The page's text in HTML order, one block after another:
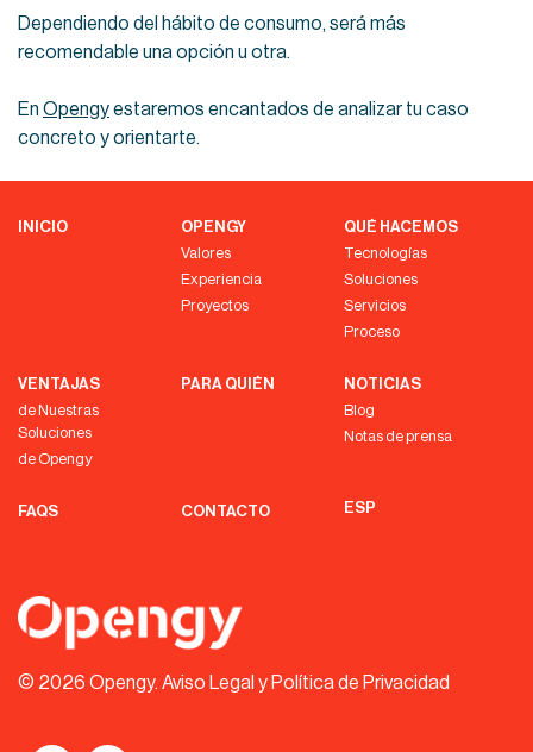
Dependiendo del hábito de consumo, será más
recomendable una opción u otra.
En Opengyestaremos encantados de analizar tu caso
concreto y orientarte.
INICIO
OPENGY
Valores
Experiencia
Proyectos
QUÉ HACEMOS
Tecnologías
Soluciones
Servicios
Proceso
VENTAJAS
de Nuestras
Soluciones
de Opengy
PARA QUIÉN
NOTICIAS
Blog
Notas de prensa
FAQS CONTACTO ESP
© 2026 Opengy. Aviso Legal y Política de Privacidad